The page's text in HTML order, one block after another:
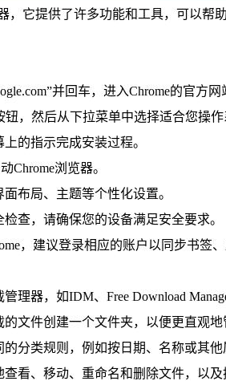
，它提供了许多功能和工具，可以
并回车，进入Chrome的官方网
，然后从下拉菜单中选择适合您操作
的指示完成安装过程。
Chrome浏览器。
布局、主题等个性化设置。
查，请确保您的设备满足安全要求。
，建议登录相应的账户以同步书签、
理器，如IDM、Free Download
文件创建一个文件夹，以便更直观地
分类规则，例如按日期、名称或其他
看、移动、重命名和删除文件，以及